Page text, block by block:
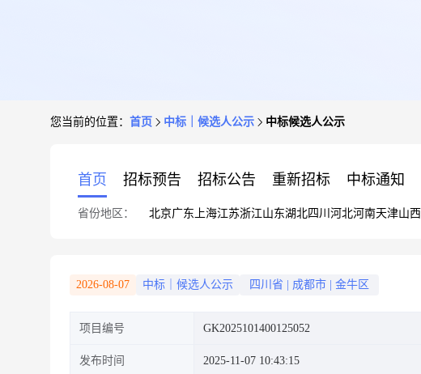
您当前的位置： 首页 中标｜候选人公示 中标候选人公示
首页 招标预告 招标公告 重新招标 中标通知
省份地区： 北京广东 上海江苏浙江山东湖北四川 河北河南天津山西
2026-08-07 中标｜候选人公示 四川省 成都市 金牛区
项目编号 GK2025101400125052
发布时间 2025-11-07 10:43:15